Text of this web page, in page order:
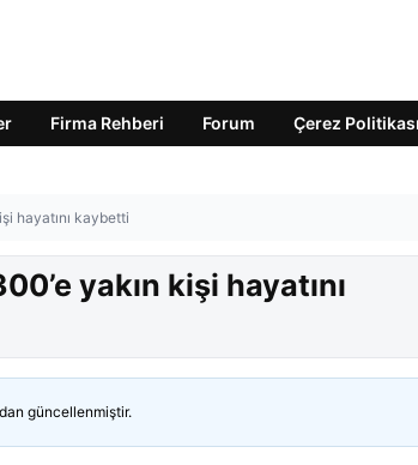
Firma Rehberi Forum Çerez Politikası
hayatını kaybetti
yakın kişi hayatını
güncellenmiştir.